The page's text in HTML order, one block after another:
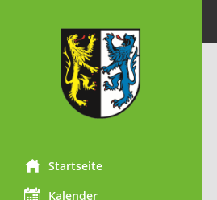
Startseite
Kalender